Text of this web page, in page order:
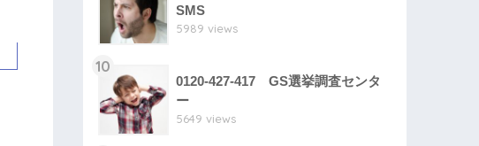
SMS
5989 views
10
0120-427-417 GS選挙調査センタ
ー
5649 views